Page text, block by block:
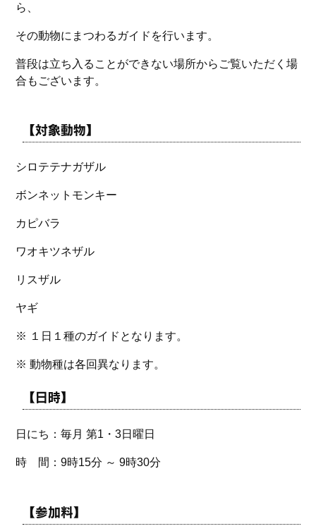
ら、
その動物にまつわるガイドを行います。
普段は立ち入ることができない場所からご覧いただく場
合もございます。
【対象動物】
シロテテナガザル
ボンネットモンキー
カピバラ
ワオキツネザル
リスザル
ヤギ
※ １日１種のガイドとなります。
※ 動物種は各回異なります。
【日時】
日にち：毎月 第1・3日曜日
時 間：9時15分 ～ 9時30分
【参加料】